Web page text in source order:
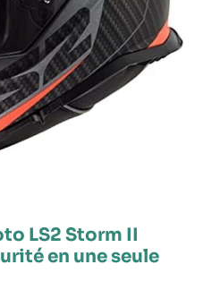
LS2 Storm II
en une seule